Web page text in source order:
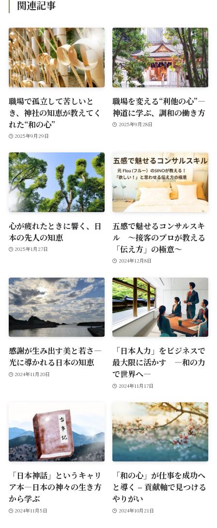
関連記事
職場で孤立して苦しいと
き、神社の知恵が教えてく
れた“和の心”
2025年9月29日
職場を変える“利他の心”―
神道に学ぶ、調和の働き方
2025年9月28日
心が疲れたときに響く、日
本の先人の知恵
2025年1月27日
五感で魅せるコンサルスキ
ル ～接客のプロが教える
「伝え方」の極意～
2024年12月8日
感謝が生み出す美と若さ―
光に導かれる日本の知恵
2024年11月20日
「日本人力」をビジネスで
最大限に活かす ―和の力
で世界へ―
2024年11月17日
「日本神話」というキャリ
ア本—日本の神々の生き方
から学ぶ
2024年11月5日
「和の心」が仕事を成功へ
と導く – 貢献軸で見つける
やりがい
2024年10月21日